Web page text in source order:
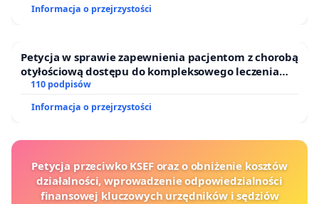
Informacja o przejrzystości
Petycja w sprawie zapewnienia pacjentom z chorobą
otyłościową dostępu do kompleksowego leczenia
oraz programów profilaktycznych.
110 podpisów
Informacja o przejrzystości
Petycja przeciwko KSEF oraz o obniżenie kosztów
działalności, wprowadzenie odpowiedzialności
finansowej kluczowych urzędników i sędziów